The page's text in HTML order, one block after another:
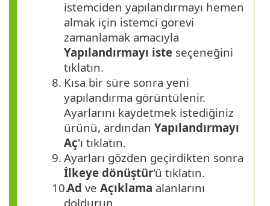
istemciden yapılandırmayı hemen
almak için istemci görevi
zamanlamak amacıyla
Yapılandırmayı iste seçeneğini
tıklatın.
8. Kısa bir süre sonra yeni
yapılandırma görüntülenir.
Ayarlarını kaydetmek istediğiniz
ürünü, ardından Yapılandırmayı
Aç'ı tıklatın.
9. Ayarları gözden geçirdikten sonra
İlkeye dönüştür'ü tıklatın.
10.Ad ve Açıklama alanlarını
doldurun.